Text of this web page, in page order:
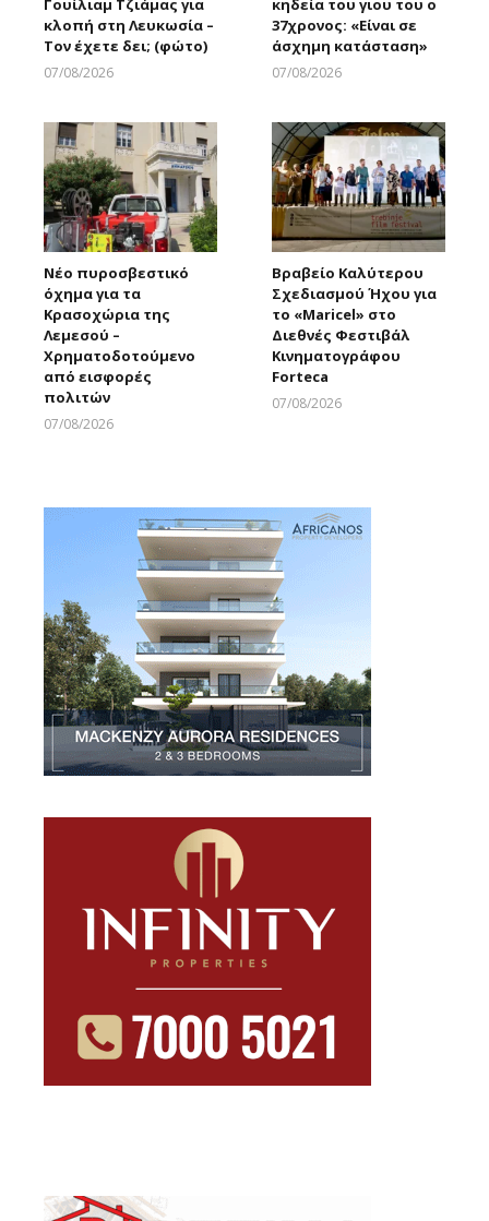
Γουίλιαμ Τζιάμας για
κλοπή στη Λευκωσία –
Τον έχετε δει; (φώτο)
07/08/2026
κηδεία του γιου του ο
37χρονος: «Είναι σε
άσχημη κατάσταση»
07/08/2026
Νέο πυροσβεστικό
όχημα για τα
Κρασοχώρια της
Λεμεσού –
Χρηματοδοτούμενο
από εισφορές
πολιτών
07/08/2026
Βραβείο Καλύτερου
Σχεδιασμού Ήχου για
το «Maricel» στο
Διεθνές Φεστιβάλ
Κινηματογράφου
Forteca
07/08/2026